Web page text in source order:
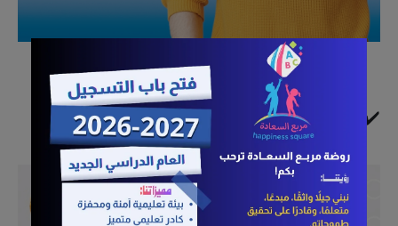
✔️إعلان ترويجي